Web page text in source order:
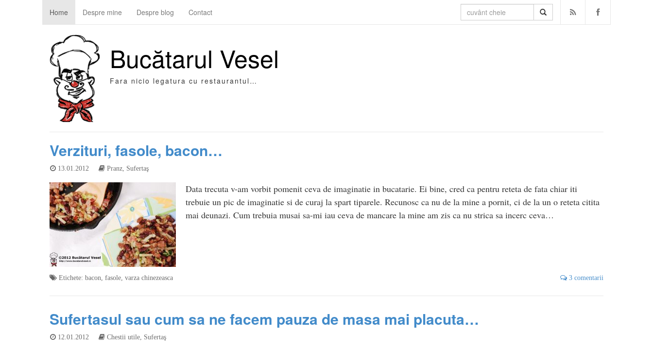
Home Despre mine Despre blog Contact
Bucătarul Vesel
Fara nicio legatura cu restaurantul…
Verzituri, fasole, bacon…
13.01.2012 Pranz Sufertaş
Data trecuta v-am vorbit pomenit ceva de imaginatie in bucatarie. Ei bine, cred ca pentru reteta de fata chiar iti
trebuie un pic de imaginatie si de curaj la spart tiparele. Recunosc ca nu de la mine a pornit, ci de la un o reteta citita
mai deunazi. Cum trebuia musai sa-mi iau ceva de mancare la mine am zis ca nu strica sa incerc ceva…
Etichete: bacon fasole varza chinezeasca 3 comentarii
Sufertasul sau cum sa ne facem pauza de masa mai placuta…
12.01.2012 Chestii utile Sufertaş